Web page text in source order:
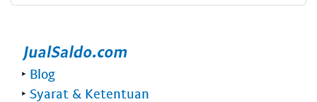
‣ Blog
‣ Syarat & Ketentuan